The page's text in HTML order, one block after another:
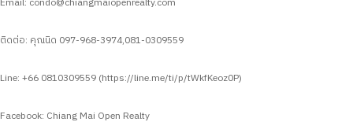
ติดต่อ: คุณนิด 097-968-3974,081-0309559
Line: +66 0810309559 (https://line.me/ti/p/tWkfKeoz0P)
Facebook: Chiang Mai Open Realty